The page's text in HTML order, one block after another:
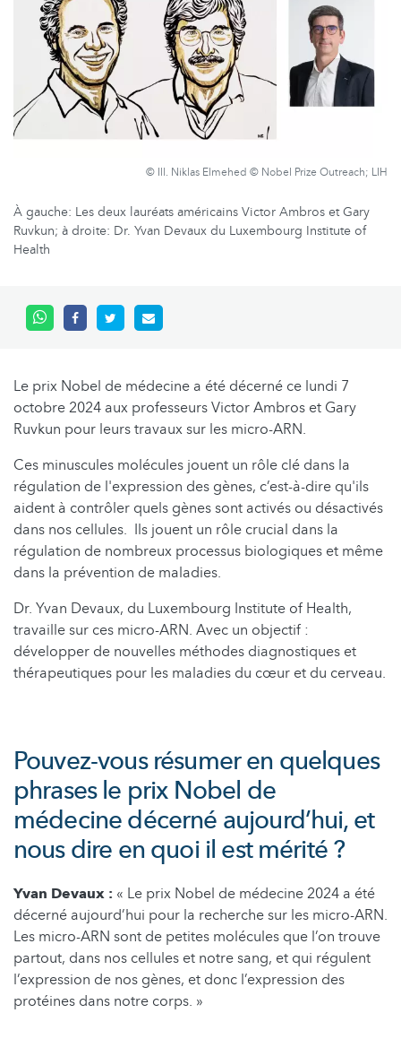
© Ill. Niklas Elmehed © Nobel Prize Outreach; LIH
À gauche: Les deux lauréats américains Victor Ambros et Gary
Ruvkun; à droite: Dr. Yvan Devaux du Luxembourg Institute of
Health
Le prix Nobel de médecine a été décerné ce lundi 7
octobre 2024 aux professeurs Victor Ambros et Gary
Ruvkun pour leurs travaux sur les micro-ARN.
Ces minuscules molécules jouent un rôle clé dans la
régulation de l'expression des gènes, c’est-à-dire qu'ils
aident à contrôler quels gènes sont activés ou désactivés
dans nos cellules. Ils jouent un rôle crucial dans la
régulation de nombreux processus biologiques et même
dans la prévention de maladies.
Dr. Yvan Devaux, du Luxembourg Institute of Health,
travaille sur ces micro-ARN. Avec un objectif :
développer de nouvelles méthodes diagnostiques et
thérapeutiques pour les maladies du cœur et du cerveau.
Pouvez-vous résumer en quelques
phrases le prix Nobel de
médecine décerné aujourd’hui, et
nous dire en quoi il est mérité ?
Yvan Devaux : « Le prix Nobel de médecine 2024 a été
décerné aujourd’hui pour la recherche sur les micro-ARN.
Les micro-ARN sont de petites molécules que l’on trouve
partout, dans nos cellules et notre sang, et qui régulent
l’expression de nos gènes, et donc l’expression des
protéines dans notre corps. »